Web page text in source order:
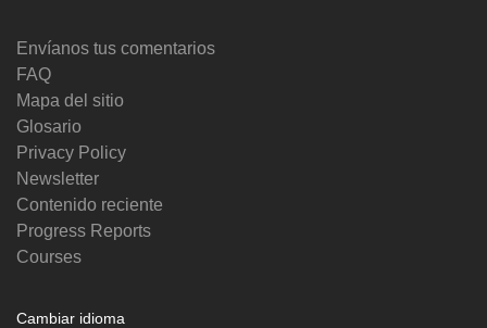
Envíanos tus comentarios
FAQ
Mapa del sitio
Glosario
Privacy Policy
Newsletter
Contenido reciente
Progress Reports
Courses
Cambiar idioma